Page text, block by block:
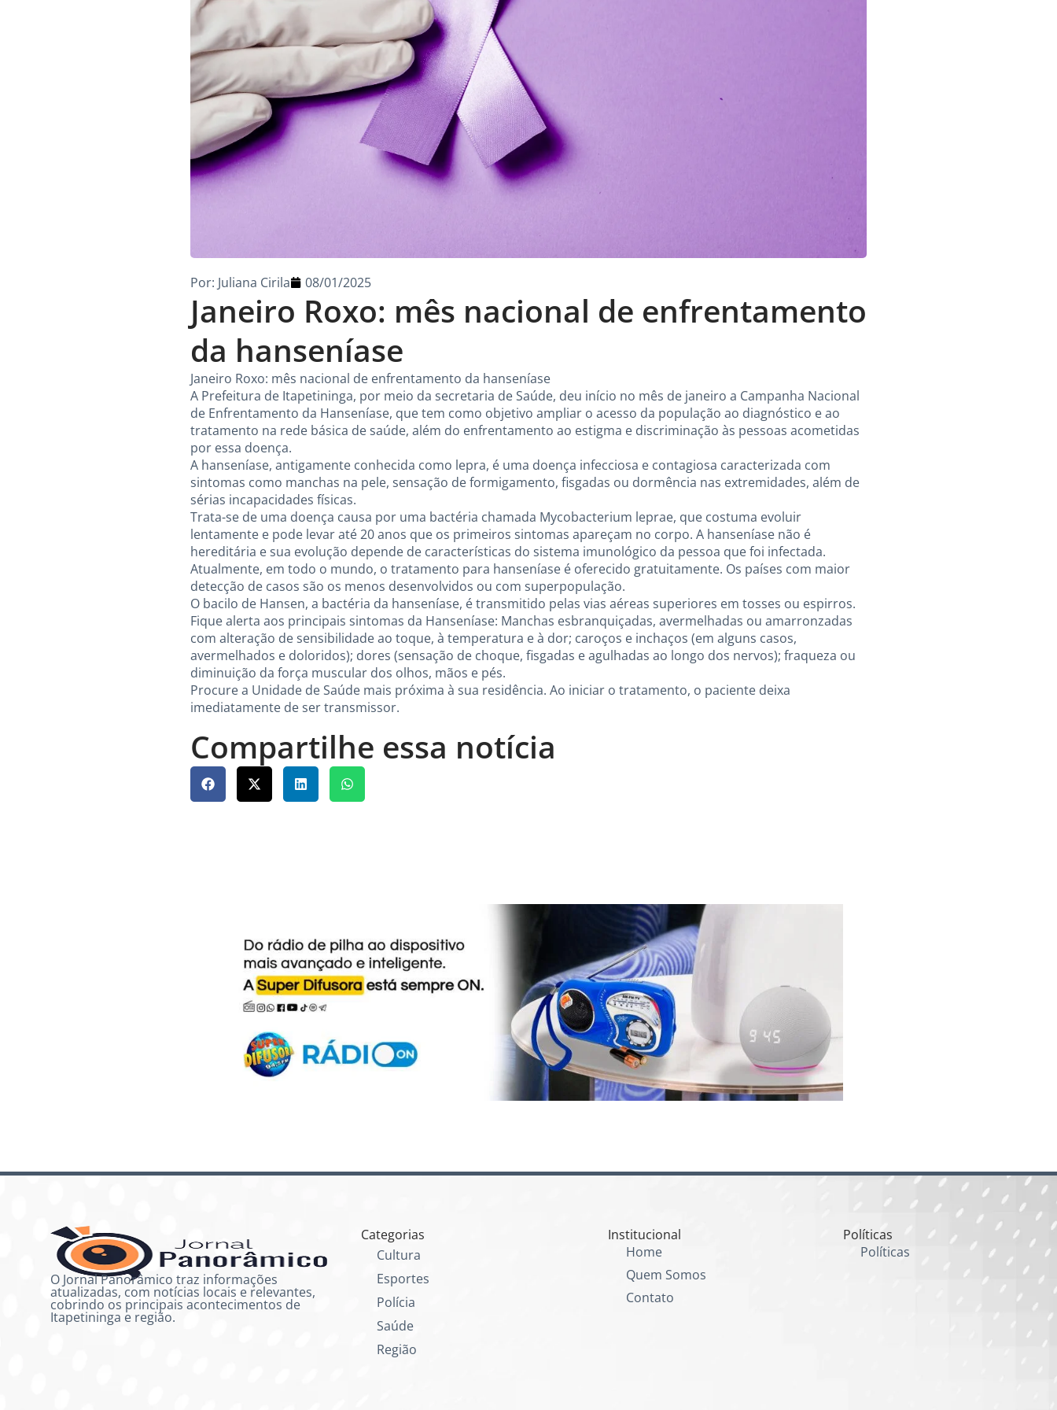
Janeiro Roxo: mês nacional de enfrentamento
da hanseníase
Por: Juliana Cirila 08/01/2025
Janeiro Roxo: mês nacional de enfrentamento da hanseníase
A Prefeitura de Itapetininga, por meio da secretaria de Saúde, deu início no mês de janeiro a Campanha Nacional
de Enfrentamento da Hanseníase, que tem como objetivo ampliar o acesso da população ao diagnóstico e ao
tratamento na rede básica de saúde, além do enfrentamento ao estigma e discriminação às pessoas acometidas
por essa doença.
A hanseníase, antigamente conhecida como lepra, é uma doença infecciosa e contagiosa caracterizada com
sintomas como manchas na pele, sensação de formigamento, fisgadas ou dormência nas extremidades, além de
sérias incapacidades físicas.
Trata-se de uma doença causa por uma bactéria chamada Mycobacterium leprae, que costuma evoluir
lentamente e pode levar até 20 anos que os primeiros sintomas apareçam no corpo. A hanseníase não é
hereditária e sua evolução depende de características do sistema imunológico da pessoa que foi infectada.
Atualmente, em todo o mundo, o tratamento para hanseníase é oferecido gratuitamente. Os países com maior
detecção de casos são os menos desenvolvidos ou com superpopulação.
O bacilo de Hansen, a bactéria da hanseníase, é transmitido pelas vias aéreas superiores em tosses ou espirros.
Fique alerta aos principais sintomas da Hanseníase: Manchas esbranquiçadas, avermelhadas ou amarronzadas
com alteração de sensibilidade ao toque, à temperatura e à dor; caroços e inchaços (em alguns casos,
avermelhados e doloridos); dores (sensação de choque, fisgadas e agulhadas ao longo dos nervos); fraqueza ou
diminuição da força muscular dos olhos, mãos e pés.
Procure a Unidade de Saúde mais próxima à sua residência. Ao iniciar o tratamento, o paciente deixa
imediatamente de ser transmissor.
Compartilhe essa notícia
O Jornal Panorâmico traz informações
atualizadas, com notícias locais e relevantes,
cobrindo os principais acontecimentos de
Itapetininga e região.
Categorias
Cultura
Esportes
Polícia
Saúde
Região
Institucional
Home
Quem Somos
Contato
Políticas
Políticas